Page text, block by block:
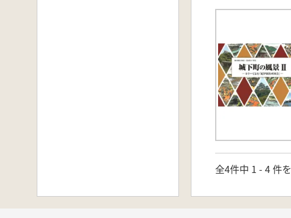
全4件中 1 - 4 件